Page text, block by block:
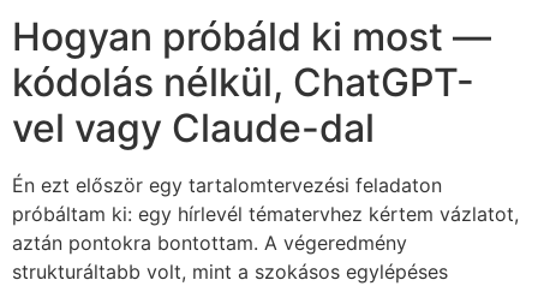
Hogyan próbáld ki most —
kódolás nélkül, ChatGPT-
vel vagy Claude-dal
Én ezt először egy tartalomtervezési feladaton
próbáltam ki: egy hírlevél tématervhez kértem vázlatot,
aztán pontokra bontottam. A végeredmény
strukturáltabb volt, mint a szokásos egylépéses